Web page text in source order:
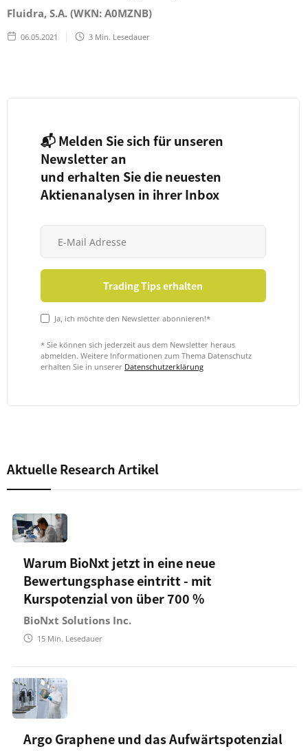
Fluidra, S.A. (WKN: A0MZNB)
06.05.2021 3 Min. Lesedauer
📬 Melden Sie sich für unseren
Newsletter an
und erhalten Sie die neuesten
Aktienanalysen in ihrer Inbox
Ja, ich möchte den Newsletter abonnieren!*
* Sie können sich jederzeit aus dem Newsletter heraus
abmelden. Weitere Informationen zum Thema Datenschutz
erhalten Sie in unserer Datenschutzerklärung
Aktuelle Research Artikel
Warum BioNxt jetzt in eine neue
Bewertungsphase eintritt - mit
Kurspotenzial von über 700 %
BioNxt Solutions Inc.
15 Min. Lesedauer
Argo Graphene und das Aufwärtspotenzial